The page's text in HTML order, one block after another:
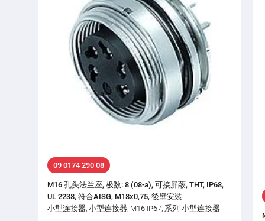
09 0174 290 08
M16 孔头法兰座, 极数: 8 (08-a), 可接屏蔽, THT, IP68,
UL 2238, 符合AISG, M18x0,75, 後壁安裝
小型连接器, 小型连接器, M16 IP67, 系列 小型连接器